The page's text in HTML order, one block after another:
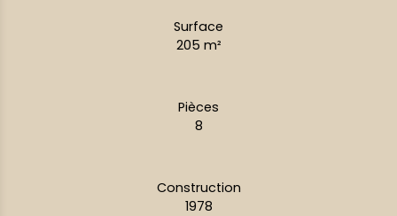
Surface
205 m²
Pièces
8
Construction
1978